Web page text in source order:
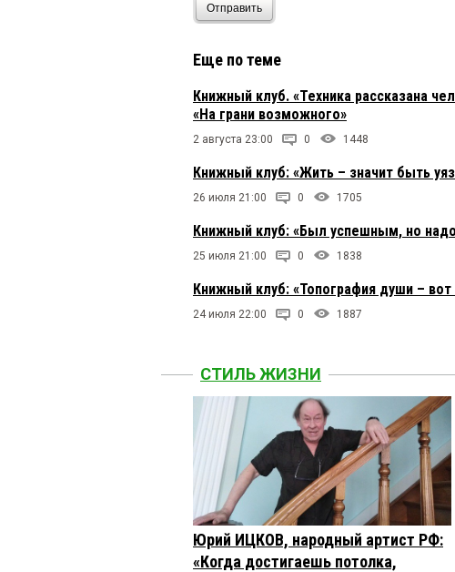
Отправить
Еще по теме
Книжный клуб. «Техника рассказана
«На грани возможного»
2 августа 23:00 0 1448
Книжный клуб: «Жить – значит быть
26 июля 21:00 0 1705
Книжный клуб: «Был успешным, но
25 июля 21:00 0 1838
Книжный клуб: «Топография души –
24 июля 22:00 0 1887
СТИЛЬ ЖИЗНИ
Юрий ИЦКОВ, народный артист РФ:
«Когда достигаешь потолка,